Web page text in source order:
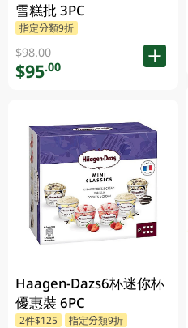
雪糕批 3PC
指定分類9折
$98.00
$95.00
Haagen-Dazs6杯迷你杯
優惠裝 6PC
2件$125 指定分類9折